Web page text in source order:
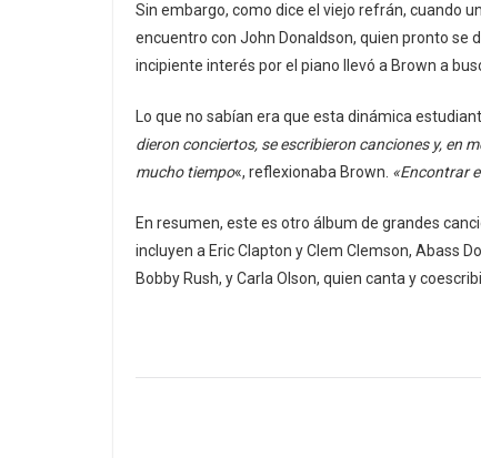
Sin embargo, como dice el viejo refrán, cuando
encuentro con John Donaldson, quien pronto se
incipiente interés por el piano llevó a Brown a
Lo que no sabían era que esta dinámica
dieron conciertos, se escribieron canciones y, en
mucho tiempo«, reflexionaba Brown. «Encontrar
En resumen, este es otro álbum de grandes
incluyen a Eric Clapton y Clem Clemson, Abass
Bobby Rush, y Carla Olson, quien canta y